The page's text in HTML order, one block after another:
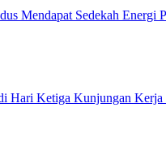
Mendapat Sedekah Energi
Hari Ketiga Kunjungan Kerja